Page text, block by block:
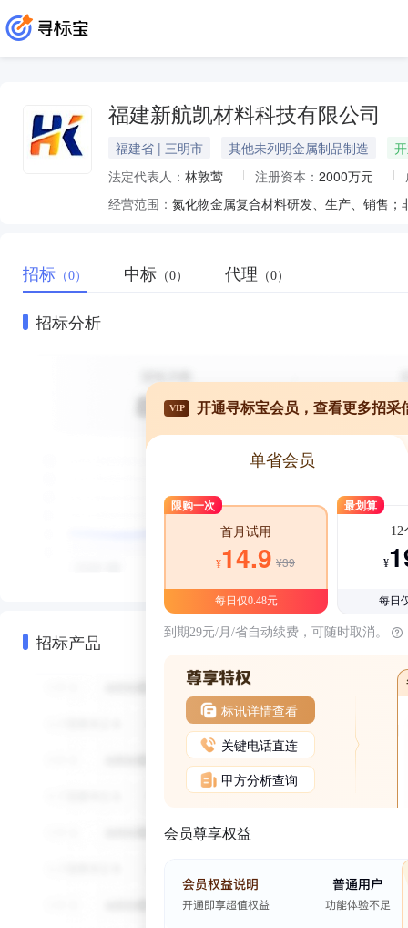
福建新航凯材料科技有限公司
福建省 | 三明市 其他未列明金属制品制造
法定代表人： 林敦莺 注册资本： 2000万元
经营范围：
招标 （0） 中标 （0） 代理 （0）
招标分析
招标产品
VIP 开通寻标宝会员，查看更多招采
单省会员
限购一次
首月试用
¥14.9 ¥39
每日仅0.48元
最划算
12
¥
每日
到期29元/月/省自动续费，可随时取消。
标讯详情查看
关键电话直连
甲方分析查询
会员尊享权益